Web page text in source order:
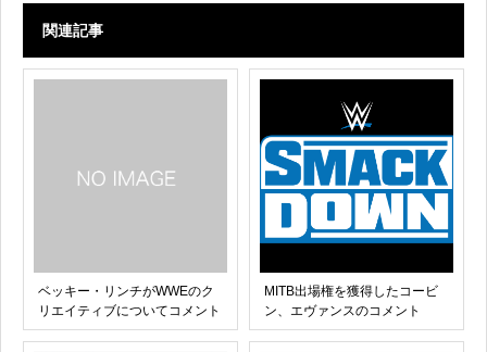
関連記事
ベッキー・リンチがWWEのク
リエイティブについてコメント
MITB出場権を獲得したコービ
ン、エヴァンスのコメント